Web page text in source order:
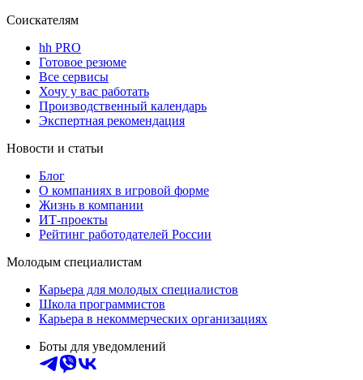
Соискателям
hh PRO
Готовое резюме
Все сервисы
Хочу у вас работать
Производственный календарь
Экспертная рекомендация
Новости и статьи
Блог
О компаниях в игровой форме
Жизнь в компании
ИТ-проекты
Рейтинг работодателей России
Молодым специалистам
Карьера для молодых специалистов
Школа программистов
Карьера в некоммерческих организациях
Боты для уведомлений